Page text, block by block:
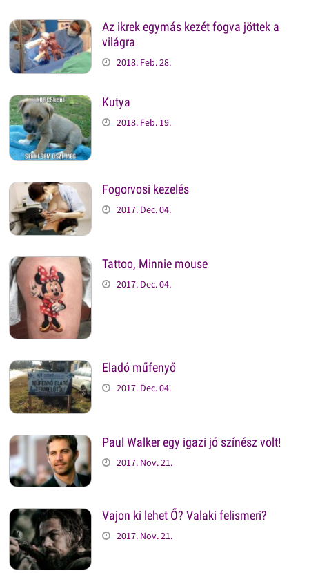
Az ikrek egymás kezét fogva jöttek a
világra
2018. Feb. 28.
Kutya
2018. Feb. 19.
Fogorvosi kezelés
2017. Dec. 04.
Tattoo, Minnie mouse
2017. Dec. 04.
Eladó műfenyő
2017. Dec. 04.
Paul Walker egy igazi jó színész volt!
2017. Nov. 21.
Vajon ki lehet Ő? Valaki felismeri?
2017. Nov. 21.